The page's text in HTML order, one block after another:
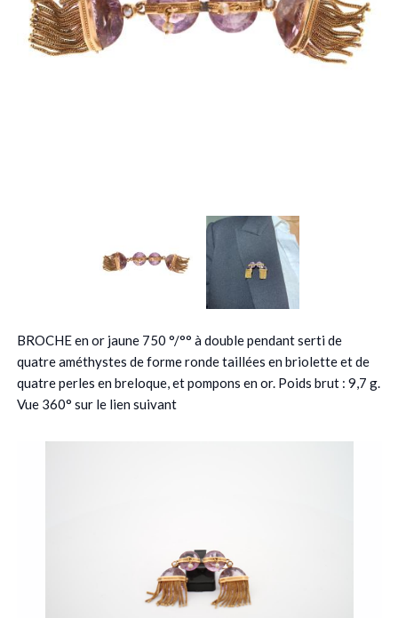
BROCHE en or jaune 750 °/°° à double pendant serti de
quatre améthystes de forme ronde taillées en briolette et de
quatre perles en breloque, et pompons en or. Poids brut : 9,7 g.
Vue 360° sur le lien suivant